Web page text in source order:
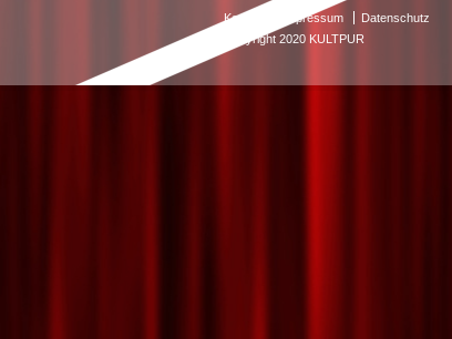
Kontakt Impressum
Datenschutz
Copyright 2020 KULTPUR